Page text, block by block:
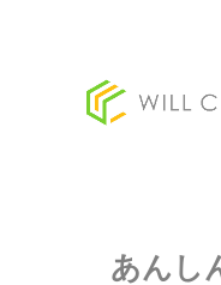
あんし